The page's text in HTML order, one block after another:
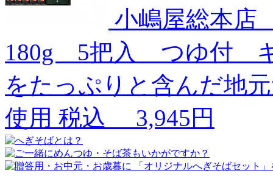
小嶋屋総本
180g 5把入 つゆ付
をたっぷりと含んだ地
使用 税込 3,945円